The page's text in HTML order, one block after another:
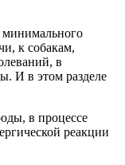
минимального
к собакам,
в
И в этом разделе
в процессе
реакции